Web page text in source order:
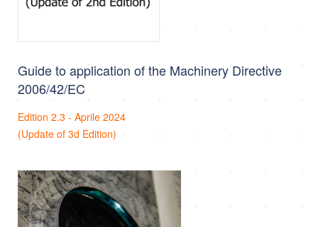
Guide to application of the Machinery Directive
2006/42/EC
Edition 2.3 - Aprile 2024
(Update of 3d Edition)